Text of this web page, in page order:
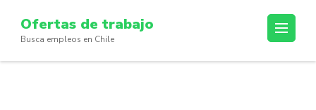
content
(Press
Ofertas de trabajo
Busca empleos en Chile